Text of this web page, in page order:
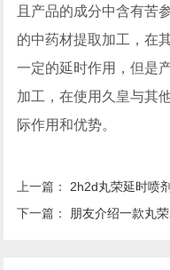
且产品的成分中含有苦
的中药材提取加工，在
一定的延时作用，但是
加工，在使用久皇与其
际作用和优势。
上一篇： 2h2d丸荣延时喷剂有没
下一篇： 朋友介绍一款丸